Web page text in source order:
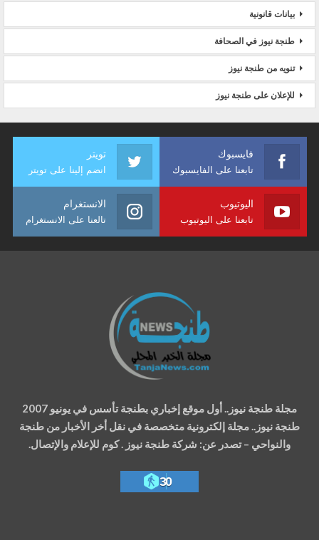
بيانات قانونية
طنجة نيوز في الصحافة
تنويه من طنجة نيوز
للإعلان على طنجة نيوز
فايسبوك
تابعنا على الفايسبوك
تويتر
انضم إلينا على تويتر
اليوتيوب
تابعنا على اليوتيوب
الانستغرام
تالعنا على الانستغرام
مجلة طنجة نيوز.. أول موقع إخباري بطنجة تأسس في يونيو 2007
طنجة نيوز.. مجلة إلكترونية متخصصة في نقل أخر الأخبار من طنجة
والنواحي – تصدر عن: شركة طنجة نيوز . كوم للإعلام والإتصال.
30